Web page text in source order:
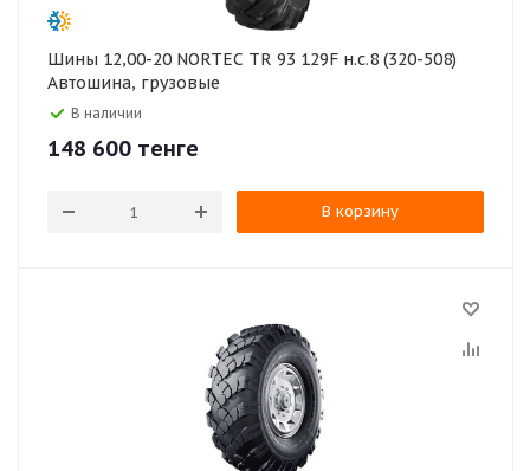
Шины 12,00-20 NORTEC ТR 93 129F н.с.8 (320-508)
Автошина, грузовые
В наличии
148 600 тенге
В корзину